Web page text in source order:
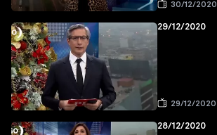
30/12/2020
29/12/2020
29/12/2020
28/12/2020